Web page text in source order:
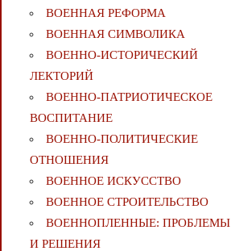
ВОЕННАЯ РЕФОРМА
ВОЕННАЯ СИМВОЛИКА
ВОЕННО-ИСТОРИЧЕСКИЙ
ЛЕКТОРИЙ
ВОЕННО-ПАТРИОТИЧЕСКОЕ
ВОСПИТАНИЕ
ВОЕННО-ПОЛИТИЧЕСКИE
ОТНОШЕНИЯ
ВОЕННОЕ ИСКУССТВО
ВОЕННОЕ СТРОИТЕЛЬСТВО
ВОЕННОПЛЕННЫЕ: ПРОБЛЕМЫ
И РЕШЕНИЯ